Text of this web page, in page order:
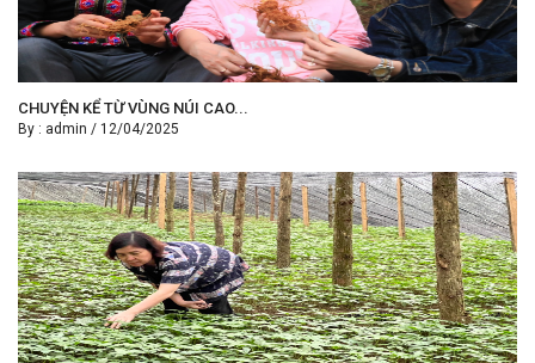
CHUYỆN KỂ TỪ VÙNG NÚI CAO...
By : admin / 12/04/2025